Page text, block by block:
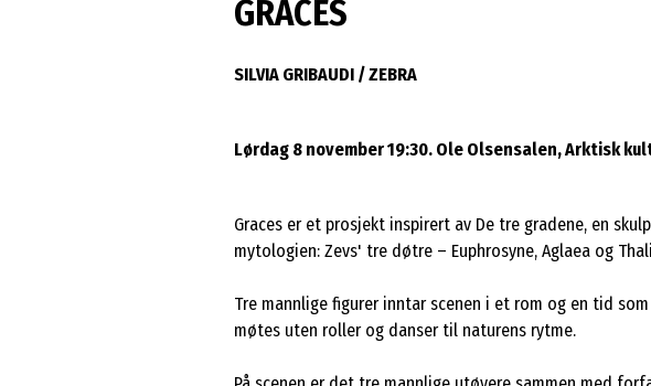
GRACES
SILVIA GRIBAUDI / ZEBRA
Lørdag 8 november 19:30. Ole Olsensalen, Arktisk
Graces er et prosjekt inspirert av De tre gradene, en
mytologien: Zevs' tre døtre – Euphrosyne, Aglaea og
Tre mannlige figurer inntar scenen i et rom og en tid
møtes uten roller og danser til naturens rytme.